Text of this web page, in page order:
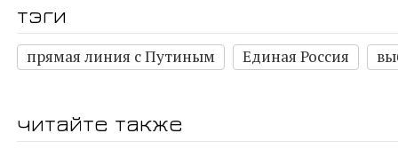
тэги
прямая линия с Путиным Единая Россия
читайте также